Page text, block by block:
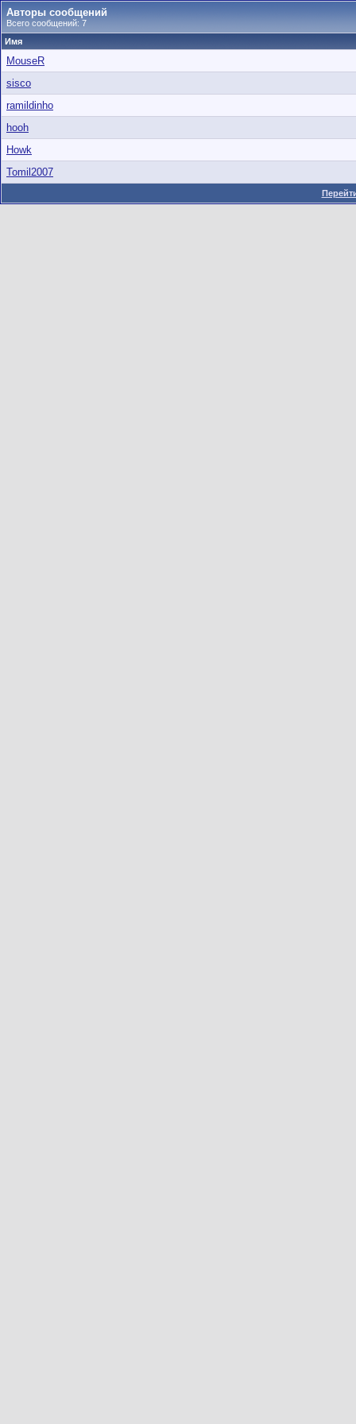
Авторы сообщений
Всего сообщений: 7
Имя
MouseR
sisco
ramildinho
hooh
Howk
Tomil2007